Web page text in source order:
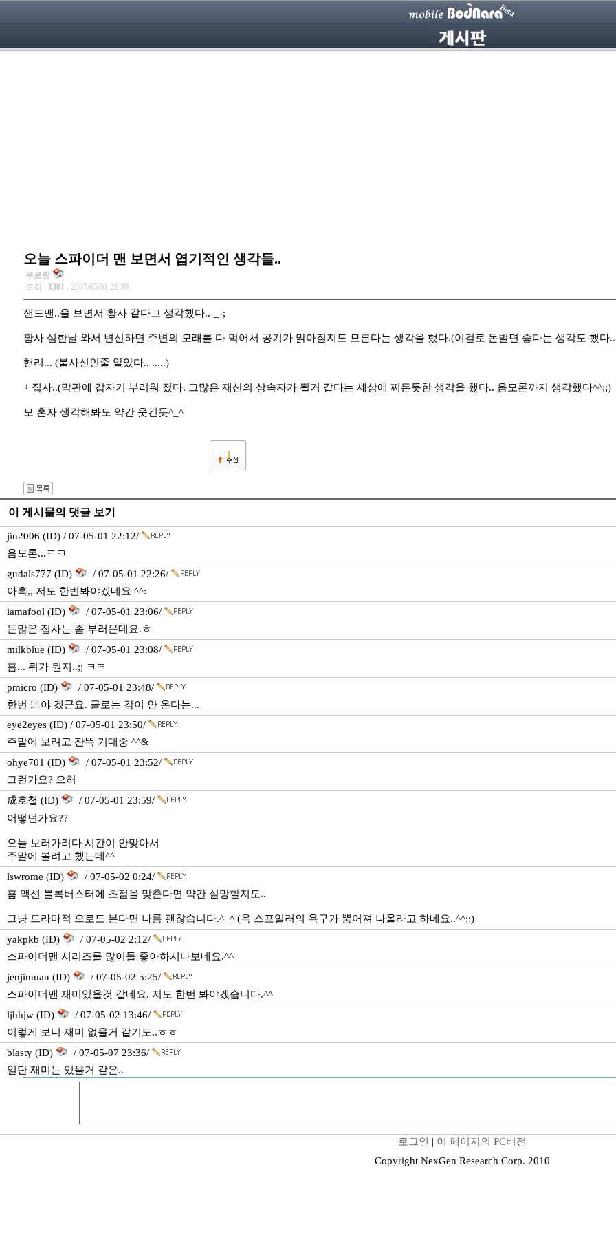
오늘 스파이더 맨 보면서 엽기적인 생각들..
쿠로링
조회 : 1381 , 2007/05/01 21:30
샌드맨..을 보면서 황사 같다고 생각했다..-_-;
황사 심한날 와서 변신하면 주변의 모래를 다 먹어서 공기가 맑아질지도 모른다는 생각을 했다.(이걸로 돈벌면 좋다는 생각도 했다
핸리... (불사신인줄 알았다.. .....)
+ 집사..(막판에 갑자기 부러워 졌다. 그많은 재산의 상속자가 될거 같다는 세상에 찌든듯한 생각을 했다.. 음모론까지 생각했다^^;;)
모 혼자 생각해봐도 약간 웃긴듯^_^
1
이 게시물의 댓글 보기
jin2006 (ID) / 07-05-01 22:12/
음모론...ㅋㅋ
gudals777 (ID)
/ 07-05-01 22:26/
아흑,, 저도 한번봐야겠네요 ^^:
iamafool (ID)
/ 07-05-01 23:06/
돈많은 집사는 좀 부러운데요.ㅎ
milkblue (ID)
/ 07-05-01 23:08/
흠... 뭐가 뭔지..;; ㅋㅋ
pmicro (ID)
/ 07-05-01 23:48/
한번 봐야 겠군요. 글로는 감이 안 온다는...
eye2eyes (ID) / 07-05-01 23:50/
주말에 보려고 잔뜩 기대중 ^^&
ohye701 (ID)
/ 07-05-01 23:52/
그런가요? 으허
成호철 (ID)
/ 07-05-01 23:59/
어떻던가요??
오늘 보러가려다 시간이 안맞아서
주말에 볼려고 했는데^^
lswrome (ID)
/ 07-05-02 0:24/
흠 액션 블록버스터에 초점을 맞춘다면 약간 실망할지도..
그냥 드라마적 으로도 본다면 나름 괜찮습니다.^_^ (윽 스포일러의 욕구가 뿜어져 나올라고 하네요..^^;;)
yakpkb (ID)
/ 07-05-02 2:12/
스파이더맨 시리즈를 많이들 좋아하시나보네요.^^
jenjinman (ID)
/ 07-05-02 5:25/
스파이더맨 재미있을것 같네요. 저도 한번 봐야겠습니다.^^
ljhhjw (ID)
/ 07-05-02 13:46/
이렇게 보니 재미 없을거 같기도..ㅎㅎ
blasty (ID)
/ 07-05-07 23:36/
일단 재미는 있을거 같은..
로그인 | 이 페이지의 PC버전
Copyright NexGen Research Corp. 2010